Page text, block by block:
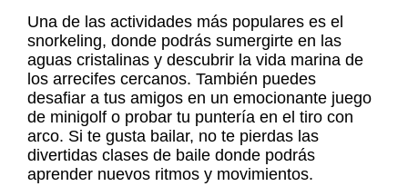
Una de las actividades más populares es el
snorkeling, donde podrás sumergirte en las
aguas cristalinas y descubrir la vida marina de
los arrecifes cercanos. También puedes
desafiar a tus amigos en un emocionante juego
de minigolf o probar tu puntería en el tiro con
arco. Si te gusta bailar, no te pierdas las
divertidas clases de baile donde podrás
aprender nuevos ritmos y movimientos.